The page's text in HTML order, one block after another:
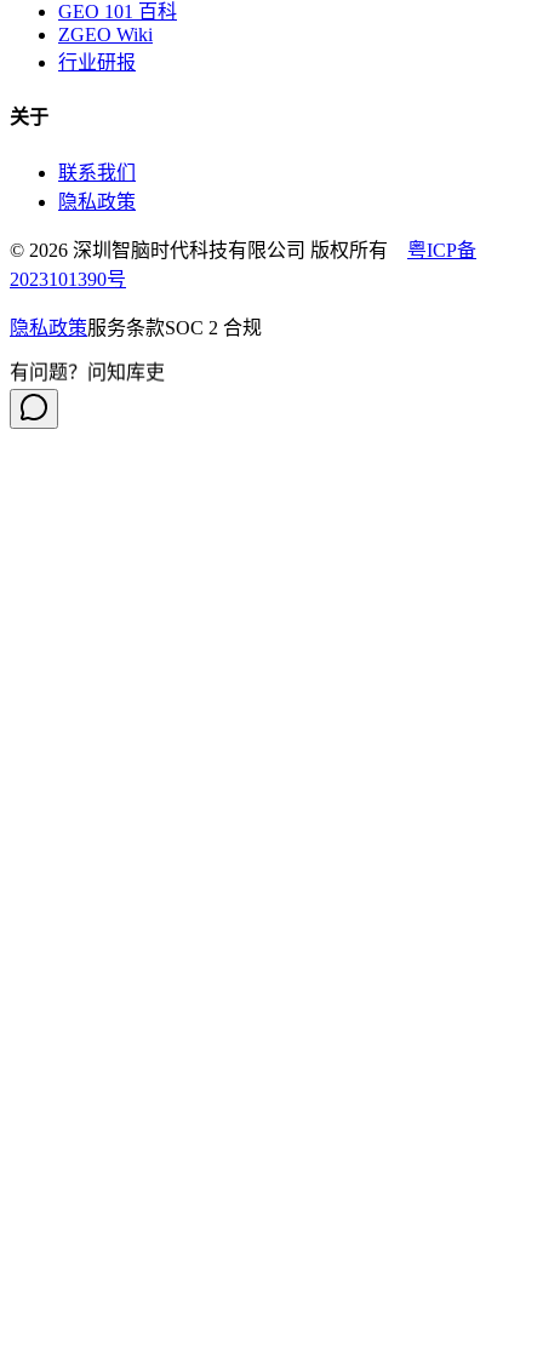
GEO 101 百科
ZGEO Wiki
行业研报
关于
联系我们
隐私政策
© 2026 深圳智脑时代科技有限公司 版权所有 粤ICP备
2023101390号
隐私政策服务条款SOC 2 合规
有问题？问知库吏